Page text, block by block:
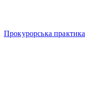
Прокурорська практика